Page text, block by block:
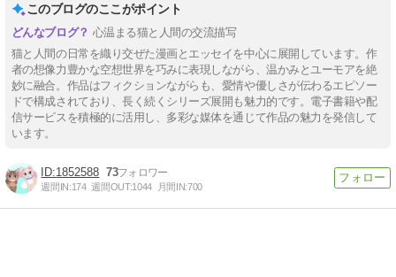
このブログのここがポイント
心温まる猫と人間の交流描写
猫と人間の日常を織り交ぜた漫画とエッセイを中心に展開しています。作
者の想像力豊かな空想世界を巧みに表現しながら、温かみとユーモアを絶
妙に融合。作品はフィクションながらも、愛情や優しさが伝わるエピソー
ドで構成されており、長く続くシリーズ展開も魅力的です。電子書籍や配
信サービスを積極的に活用し、多彩な媒体を通じて作品の魅力を発信して
います。
1852588 73
週間IN:174 週間OUT:1044 月間IN:700